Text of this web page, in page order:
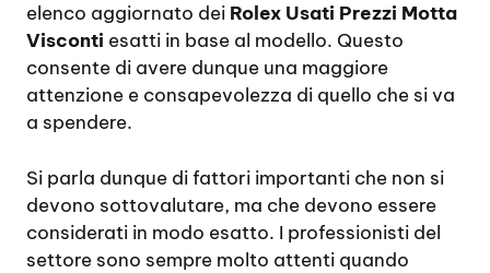
elenco aggiornato dei Rolex Usati Prezzi Motta
Visconti esatti in base al modello. Questo
consente di avere dunque una maggiore
attenzione e consapevolezza di quello che si va
a spendere.
Si parla dunque di fattori importanti che non si
devono sottovalutare, ma che devono essere
considerati in modo esatto. I professionisti del
settore sono sempre molto attenti quando